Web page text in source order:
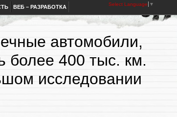
ВЕБ – РАЗРАБОТКА Select Language ▼
автомобили,
более 400 тыс. км.
исследовании